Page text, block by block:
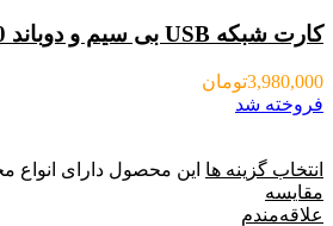
کارت شبکه USB بی‌ سیم و دوباند AX1800 دی لینک مدل Dlink DWA-X1850
3,980,000تومان
فروخته شد
انتخاب گزینه ها این محصول دارای
مقایسه
علاقه‌مندم